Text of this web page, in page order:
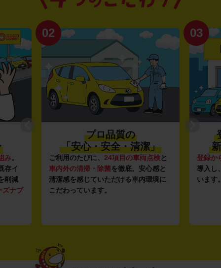
み。
存イ
削減
ズナブ
02
プロ品質の
「安心・安全・清潔」
ご利用のたびに、 24項目の車両点検と
車内外の清掃・除菌を徹底。安心感と
清潔感を感じていただける車内環境に
こだわっています。
03
登録か
導入し
います